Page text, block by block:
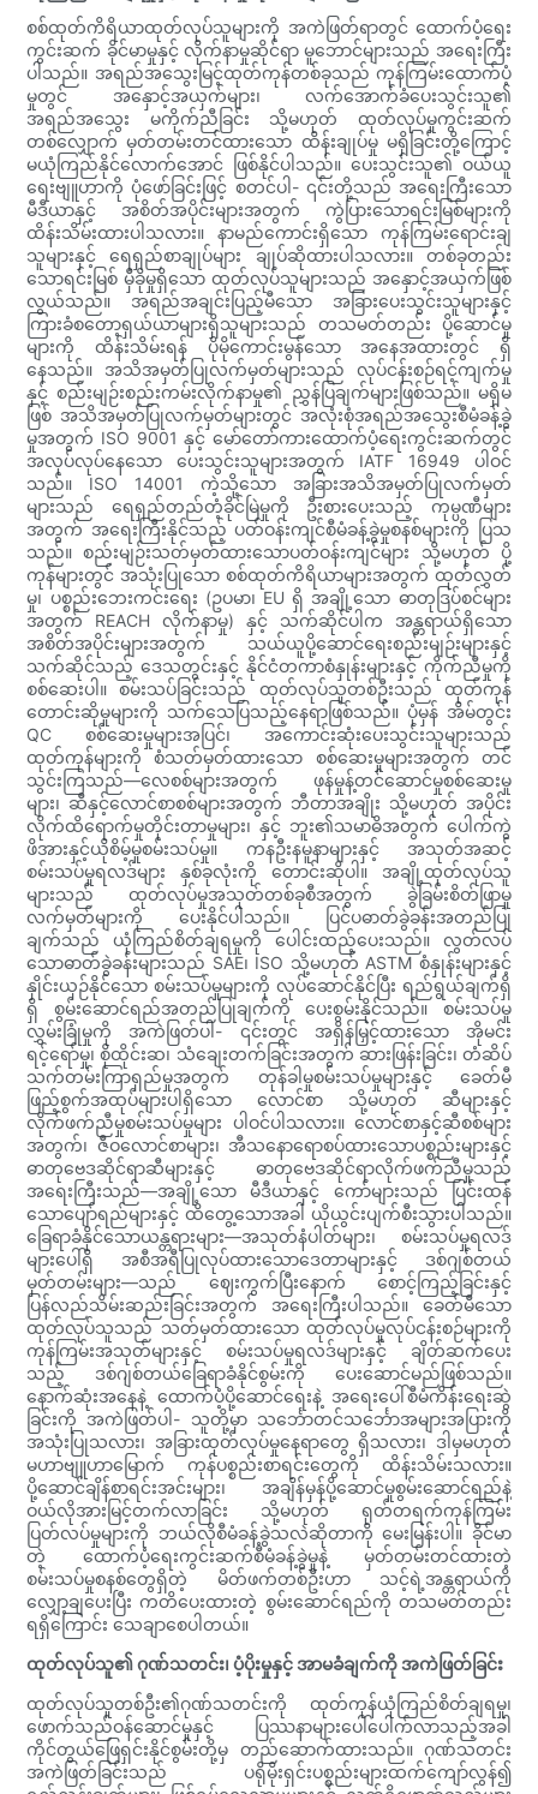
စစ်ထုတ်ကိရိယာထုတ်လုပ်သူများကို အကဲဖြတ်ရာတွင် ထောက်ပံ့ရေး
ကွင်းဆက် ခိုင်မာမှုနှင့် လိုက်နာမှုဆိုင်ရာ မူဘောင်များသည် အရေးကြီး
ပါသည်။ အရည်အသွေးမြင့်ထုတ်ကုန်တစ်ခုသည် ကုန်ကြမ်းထောက်ပံ့
မှုတွင် အနှောင့်အယှက်များ၊ လက်အောက်ခံပေးသွင်းသူ၏
အရည်အသွေး မကိုက်ညီခြင်း သို့မဟုတ် ထုတ်လုပ်မှုကွင်းဆက်
တစ်လျှောက် မှတ်တမ်းတင်ထားသော ထိန်းချုပ်မှု မရှိခြင်းတို့ကြောင့်
မယုံကြည်နိုင်လောက်အောင် ဖြစ်နိုင်ပါသည်။ ပေးသွင်းသူ၏ ဝယ်ယူ
ရေးဗျူဟာကို ပုံဖော်ခြင်းဖြင့် စတင်ပါ- ၎င်းတို့သည် အရေးကြီးသော
မီဒီယာနှင့် အစိတ်အပိုင်းများအတွက် ကွဲပြားသောရင်းမြစ်များကို
ထိန်းသိမ်းထားပါသလား။ နာမည်ကောင်းရှိသော ကုန်ကြမ်းရောင်းချ
သူများနှင့် ရေရှည်စာချုပ်များ ချုပ်ဆိုထားပါသလား။ တစ်ခုတည်း
သောရင်းမြစ် မှီခိုမှုရှိသော ထုတ်လုပ်သူများသည် အနှောင့်အယှက်ဖြစ်
လွယ်သည်။ အရည်အချင်းပြည့်မီသော အခြားပေးသွင်းသူများနှင့်
ကြားခံစတော့ရှယ်ယာများရှိသူများသည် တသမတ်တည်း ပို့ဆောင်မှု
များကို ထိန်းသိမ်းရန် ပိုမိုကောင်းမွန်သော အနေအထားတွင် ရှိ
နေသည်။ အသိအမှတ်ပြုလက်မှတ်များသည် လုပ်ငန်းစဉ်ရင့်ကျက်မှု
နှင့် စည်းမျဉ်းစည်းကမ်းလိုက်နာမှု၏ ညွှန်ပြချက်များဖြစ်သည်။ မရှိမ
ဖြစ် အသိအမှတ်ပြုလက်မှတ်များတွင် အလုံးစုံအရည်အသွေးစီမံခန့်ခွဲ
မှုအတွက် ISO 9001 နှင့် မော်တော်ကားထောက်ပံ့ရေးကွင်းဆက်တွင်
အလုပ်လုပ်နေသော ပေးသွင်းသူများအတွက် IATF 16949 ပါဝင်
သည်။ ISO 14001 ကဲ့သို့သော အခြားအသိအမှတ်ပြုလက်မှတ်
များသည် ရေရှည်တည်တံ့ခိုင်မြဲမှုကို ဦးစားပေးသည့် ကုမ္ပဏီများ
အတွက် အရေးကြီးနိုင်သည့် ပတ်ဝန်းကျင်စီမံခန့်ခွဲမှုစနစ်များကို ပြသ
သည်။ စည်းမျဉ်းသတ်မှတ်ထားသောပတ်ဝန်းကျင်များ သို့မဟုတ် ပို့
ကုန်များတွင် အသုံးပြုသော စစ်ထုတ်ကိရိယာများအတွက် ထုတ်လွှတ်
မှု၊ ပစ္စည်းဘေးကင်းရေး (ဥပမာ၊ EU ရှိ အချို့သော ဓာတုဒြပ်စင်များ
အတွက် REACH လိုက်နာမှု) နှင့် သက်ဆိုင်ပါက အန္တရာယ်ရှိသော
အစိတ်အပိုင်းများအတွက် သယ်ယူပို့ဆောင်ရေးစည်းမျဉ်းများနှင့်
သက်ဆိုင်သည့် ဒေသတွင်းနှင့် နိုင်ငံတကာစံနှုန်းများနှင့် ကိုက်ညီမှုကို
စစ်ဆေးပါ။ စမ်းသပ်ခြင်းသည် ထုတ်လုပ်သူတစ်ဦးသည် ထုတ်ကုန်
တောင်းဆိုမှုများကို သက်သေပြသည့်နေရာဖြစ်သည်။ ပုံမှန် အိမ်တွင်း
QC စစ်ဆေးမှုများအပြင်၊ အကောင်းဆုံးပေးသွင်းသူများသည်
ထုတ်ကုန်များကို စံသတ်မှတ်ထားသော စစ်ဆေးမှုများအတွက် တင်
သွင်းကြသည်—လေစစ်များအတွက် ဖုန်မှုန့်တင်ဆောင်မှုစစ်ဆေးမှု
များ၊ ဆီနှင့်လောင်စာစစ်များအတွက် ဘီတာအချိုး သို့မဟုတ် အပိုင်း
လိုက်ထိရောက်မှုတိုင်းတာမှုများ၊ နှင့် ဘူး၏သမာဓိအတွက် ပေါက်ကွဲ
ဖိအားနှင့်ယိုစိမ့်မှုစမ်းသပ်မှု။ ကနဦးနမူနာများနှင့် အသုတ်အဆင့်
စမ်းသပ်မှုရလဒ်များ နှစ်ခုလုံးကို တောင်းဆိုပါ။ အချို့ထုတ်လုပ်သူ
များသည် ထုတ်လုပ်မှုအသုတ်တစ်ခုစီအတွက် ခွဲခြမ်းစိတ်ဖြာမှု
လက်မှတ်များကို ပေးနိုင်ပါသည်။ ပြင်ပဓာတ်ခွဲခန်းအတည်ပြု
ချက်သည် ယုံကြည်စိတ်ချရမှုကို ပေါင်းထည့်ပေးသည်။ လွတ်လပ်
သောဓာတ်ခွဲခန်းများသည် SAE၊ ISO သို့မဟုတ် ASTM စံနှုန်းများနှင့်
နှိုင်းယှဉ်နိုင်သော စမ်းသပ်မှုများကို လုပ်ဆောင်နိုင်ပြီး ရည်ရွယ်ချက်ရှိ
ရှိ စွမ်းဆောင်ရည်အတည်ပြုချက်ကို ပေးစွမ်းနိုင်သည်။ စမ်းသပ်မှု
လွှမ်းခြုံမှုကို အကဲဖြတ်ပါ- ၎င်းတွင် အရှိန်မြှင့်ထားသော အိုမင်း
ရင့်ရော်မှု၊ စိုထိုင်းဆ၊ သံချေးတက်ခြင်းအတွက် ဆားဖြန်းခြင်း၊ တံဆိပ်
သက်တမ်းကြာရှည်မှုအတွက် တုန်ခါမှုစမ်းသပ်မှုများနှင့် ခေတ်မီ
ဖြည့်စွက်အထုပ်များပါရှိသော လောင်စာ သို့မဟုတ် ဆီများနှင့်
လိုက်ဖက်ညီမှုစမ်းသပ်မှုများ ပါဝင်ပါသလား။ လောင်စာနှင့်ဆီစစ်များ
အတွက်၊ ဇီဝလောင်စာများ၊ အီသနောရောစပ်ထားသောပစ္စည်းများနှင့်
ဓာတုဗေဒဆိုင်ရာဆီများနှင့် ဓာတုဗေဒဆိုင်ရာလိုက်ဖက်ညီမှုသည်
အရေးကြီးသည်—အချို့သော မီဒီယာနှင့် ကော်များသည် ပြင်းထန်
သောပျော်ရည်များနှင့် ထိတွေ့သောအခါ ယိုယွင်းပျက်စီးသွားပါသည်။
ခြေရာခံနိုင်သောယန္တရားများ—အသုတ်နံပါတ်များ၊ စမ်းသပ်မှုရလဒ်
များပေါ်ရှိ အစီအရီပြုလုပ်ထားသောဒေတာများနှင့် ဒစ်ဂျစ်တယ်
မှတ်တမ်းများ—သည် ဈေးကွက်ပြီးနောက် စောင့်ကြည့်ခြင်းနှင့်
ပြန်လည်သိမ်းဆည်းခြင်းအတွက် အရေးကြီးပါသည်။ ခေတ်မီသော
ထုတ်လုပ်သူသည် သတ်မှတ်ထားသော ထုတ်လုပ်မှုလုပ်ငန်းစဉ်များကို
ကုန်ကြမ်းအသုတ်များနှင့် စမ်းသပ်မှုရလဒ်များနှင့် ချိတ်ဆက်ပေး
သည့် ဒစ်ဂျစ်တယ်ခြေရာခံနိုင်စွမ်းကို ပေးဆောင်မည်ဖြစ်သည်။
နောက်ဆုံးအနေနဲ့ ထောက်ပံ့ပို့ဆောင်ရေးနဲ့ အရေးပေါ်စီမံကိန်းရေးဆွဲ
ခြင်းကို အကဲဖြတ်ပါ- သူတို့မှာ သင်္ဘောတင်သင်္ဘောအများအပြားကို
အသုံးပြုသလား၊ အခြားထုတ်လုပ်မှုနေရာတွေ ရှိသလား၊ ဒါမှမဟုတ်
မဟာဗျူဟာမြောက် ကုန်ပစ္စည်းစာရင်းတွေကို ထိန်းသိမ်းသလား။
ပို့ဆောင်ချိန်စာရင်းအင်းများ၊ အချိန်မှန်ပို့ဆောင်မှုစွမ်းဆောင်ရည်နဲ့
ဝယ်လိုအားမြင့်တက်လာခြင်း သို့မဟုတ် ရုတ်တရက်ကုန်ကြမ်း
ပြတ်လပ်မှုများကို ဘယ်လိုစီမံခန့်ခွဲသလဲဆိုတာကို မေးမြန်းပါ။ ခိုင်မာ
တဲ့ ထောက်ပံ့ရေးကွင်းဆက်စီမံခန့်ခွဲမှုနဲ့ မှတ်တမ်းတင်ထားတဲ့
စမ်းသပ်မှုစနစ်တွေရှိတဲ့ မိတ်ဖက်တစ်ဦးဟာ သင့်ရဲ့အန္တရာယ်ကို
လျှော့ချပေးပြီး ကတိပေးထားတဲ့ စွမ်းဆောင်ရည်ကို တသမတ်တည်း
ရရှိကြောင်း သေချာစေပါတယ်။
ထုတ်လုပ်သူ၏ ဂုဏ်သတင်း၊ ပံ့ပိုးမှုနှင့် အာမခံချက်ကို အကဲဖြတ်ခြင်း
ထုတ်လုပ်သူတစ်ဦး၏ဂုဏ်သတင်းကို ထုတ်ကုန်ယုံကြည်စိတ်ချရမှု၊
ဖောက်သည်ဝန်ဆောင်မှုနှင့် ပြဿနာများပေါ်ပေါက်လာသည့်အခါ
ကိုင်တွယ်ဖြေရှင်းနိုင်စွမ်းတို့မှ တည်ဆောက်ထားသည်။ ဂုဏ်သတင်း
အကဲဖြတ်ခြင်းသည် ပရိုမိုးရှင်းပစ္စည်းများထက်ကျော်လွန်၍